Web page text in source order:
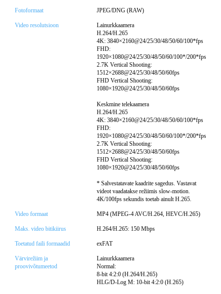
Fotoformaat JPEG/DNG (RAW)
Video resolutsioon
Lainurkkaamera
H.264/H.265
4K: 3840×2160@24/25/30/48/50/60/100*fps
FHD:
1920×1080@24/25/30/48/50/60/100*/200*fps
2.7K Vertical Shooting:
1512×2688@24/25/30/48/50/60fps
FHD Vertical Shooting:
1080×1920@24/25/30/48/50/60fps
Keskmine telekaamera
H.264/H.265
4K: 3840×2160@24/25/30/48/50/60/100*fps
FHD:
1920×1080@24/25/30/48/50/60/100*/200*fps
2.7K Vertical Shooting:
1512×2688@24/25/30/48/50/60fps
FHD Vertical Shooting:
1080×1920@24/25/30/48/50/60fps
* Salvestatavate kaadrite sagedus. Vastavat
videot vaadatakse režiimis slow-motion.
4K/100fps sekundis toetab ainult H.265.
Video formaat MP4 (MPEG-4 AVC/H.264, HEVC/H.265)
Maks. video bitikiirus H.264/H.265: 150 Mbps
Toetatud faili formaadid exFAT
Värvirežiim ja
proovivõtumeetod
Lainurkkaamera
Normal:
8-bit 4:2:0 (H.264/H.265)
HLG/D-Log M: 10-bit 4:2:0 (H.265)